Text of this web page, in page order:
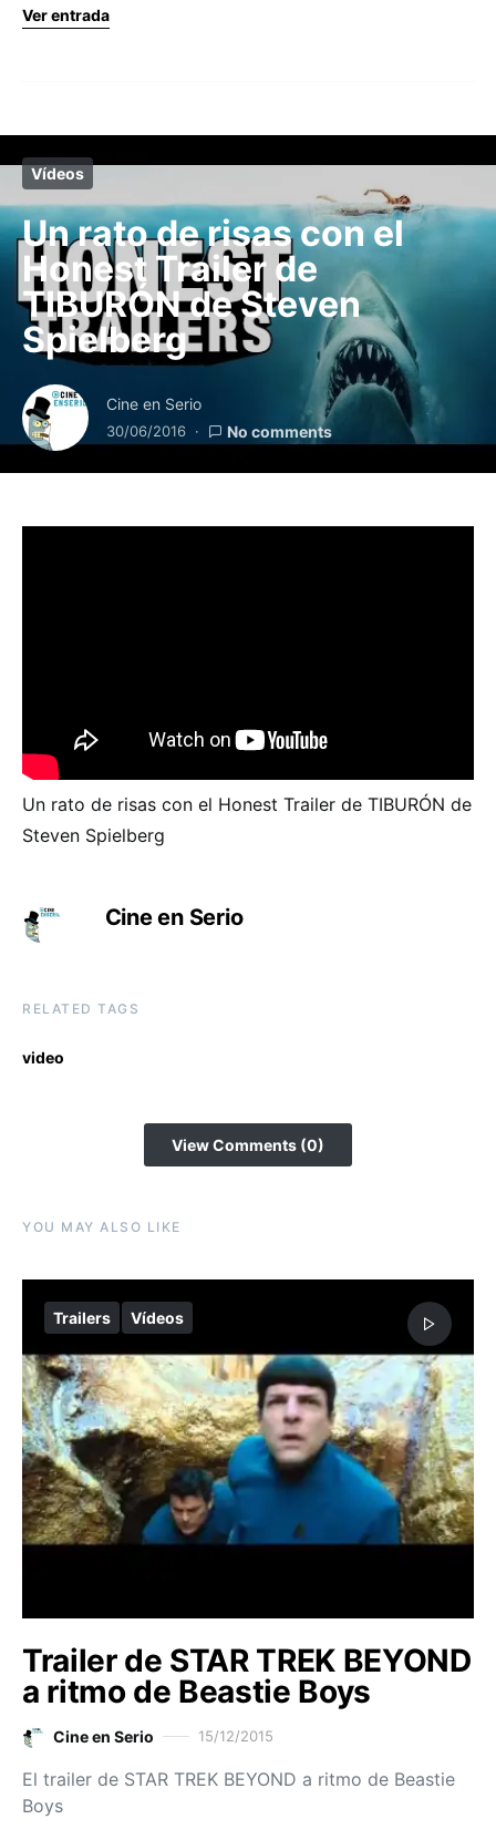
Ver entrada
Vídeos
Un rato de risas con el
Honest Trailer de
TIBURÓN de Steven
Spielberg
Cine en Serio
30/06/2016 No comments
Un rato de risas con el Honest Trailer de TIBURÓN de
Steven Spielberg
Cine en Serio
RELATED TAGS
video
View Comments (0)
YOU MAY ALSO LIKE
Trailers Vídeos
Trailer de STAR TREK BEYOND
a ritmo de Beastie Boys
Cine en Serio 15/12/2015
El trailer de STAR TREK BEYOND a ritmo de Beastie
Boys